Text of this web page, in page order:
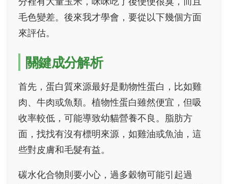
毛色變差。後來我才學會，要從以下幾個方面
來評估。
關鍵成分解析
首先，蛋白質來源最好是動物性蛋白，比如雞
肉、牛肉或魚類。植物性蛋白雖然便宜，但吸
收率較低，可能導致幼貓營養不良。脂肪方
面，找找有沒有標明來源，如雞油或魚油，這
些對皮膚和毛髮有益。
碳水化合物則要小心，過多穀物可能引起過